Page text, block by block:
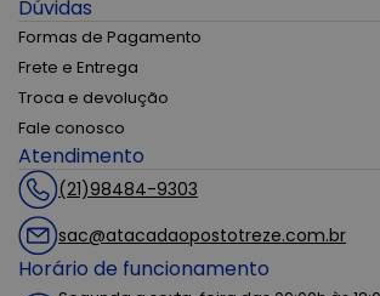
Dúvidas
Formas de Pagamento
Frete e Entrega
Troca e devolução
Fale conosco
Atendimento
(21)98484-9303
sac@atacadaopostotreze.com.br
Horário de funcionamento